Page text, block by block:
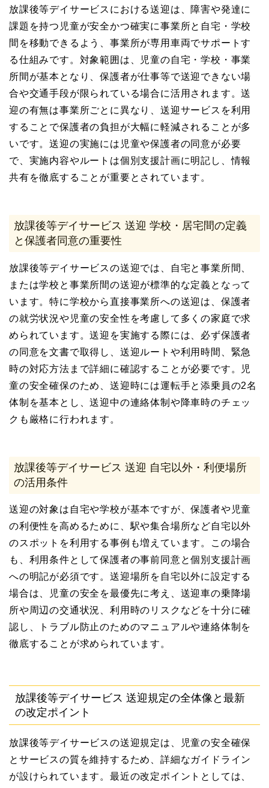
放課後等デイサービスにおける送迎は、障害や発達に
課題を持つ児童が安全かつ確実に事業所と自宅・学校
間を移動できるよう、事業所が専用車両でサポートす
る仕組みです。対象範囲は、児童の自宅・学校・事業
所間が基本となり、保護者が仕事等で送迎できない場
合や交通手段が限られている場合に活用されます。送
迎の有無は事業所ごとに異なり、送迎サービスを利用
することで保護者の負担が大幅に軽減されることが多
いです。送迎の実施には児童や保護者の同意が必要
で、実施内容やルートは個別支援計画に明記し、情報
共有を徹底することが重要とされています。
放課後等デイサービス 送迎 学校・居宅間の定義
と保護者同意の重要性
放課後等デイサービスの送迎では、自宅と事業所間、
または学校と事業所間の送迎が標準的な定義となって
います。特に学校から直接事業所への送迎は、保護者
の就労状況や児童の安全性を考慮して多くの家庭で求
められています。送迎を実施する際には、必ず保護者
の同意を文書で取得し、送迎ルートや利用時間、緊急
時の対応方法まで詳細に確認することが必要です。児
童の安全確保のため、送迎時には運転手と添乗員の2名
体制を基本とし、送迎中の連絡体制や降車時のチェッ
クも厳格に行われます。
放課後等デイサービス 送迎 自宅以外・利便場所
の活用条件
送迎の対象は自宅や学校が基本ですが、保護者や児童
の利便性を高めるために、駅や集合場所など自宅以外
のスポットを利用する事例も増えています。この場合
も、利用条件として保護者の事前同意と個別支援計画
への明記が必須です。送迎場所を自宅以外に設定する
場合は、児童の安全を最優先に考え、送迎車の乗降場
所や周辺の交通状況、利用時のリスクなどを十分に確
認し、トラブル防止のためのマニュアルや連絡体制を
徹底することが求められています。
放課後等デイサービス 送迎規定の全体像と最新
の改定ポイント
放課後等デイサービスの送迎規定は、児童の安全確保
とサービスの質を維持するため、詳細なガイドライン
が設けられています。最近の改定ポイントとしては、